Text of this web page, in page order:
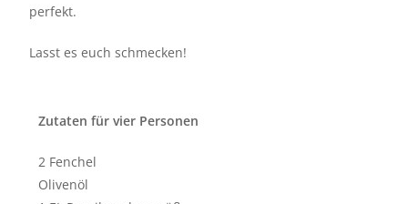
perfekt.
Lasst es euch schmecken!
Zutaten für vier Personen
2 Fenchel
Olivenöl